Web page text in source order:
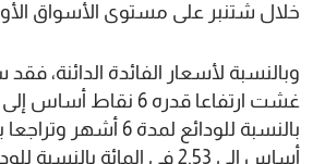
خلال شتنبر على مستوى الأسواق
وبالنسبة لأسعار الفائدة الدائنة،
أساس إلى 2,53 في المائة بالنسبة للودائع لمدة سنة.